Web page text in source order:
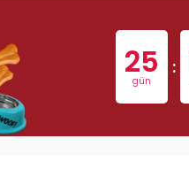
25
gün
: